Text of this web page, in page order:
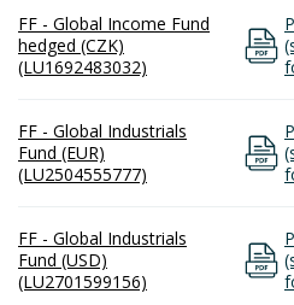
FF - Global Income Fund
hedged (CZK)
(LU1692483032)
FF - Global Industrials
Fund (EUR)
(LU2504555777)
FF - Global Industrials
Fund (USD)
(LU2701599156)